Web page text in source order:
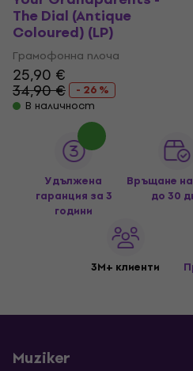
The Dial (Antique
Coloured) (LP)
Грамофонна плоча
25,90 €
34,90 €
- 26 %
В наличност
Удължена
гаранция за 3
години
Връщане
до 30
3M+ клиенти
Muziker